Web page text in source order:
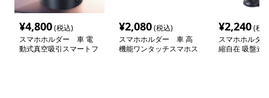
¥4,800(税込)
スマホホルダー 車 電
動式真空吸引スマートフ
¥2,080(税込)
スマホホルダー 車 高
機能ワンタッチスマホス
¥2,240(税
スマホホルダ
縮自在 吸盤式